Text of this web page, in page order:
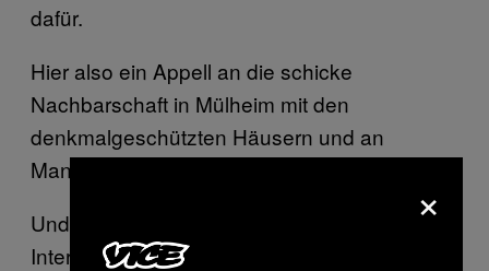
dafür.
Hier also ein Appell an die schicke
Nachbarschaft in Mülheim mit den
denkmalgeschützten Häusern und an
Manuellsen: Leben und leben lassen.
Und an alle anderen: Guckt euch dieses
Interview an!
×